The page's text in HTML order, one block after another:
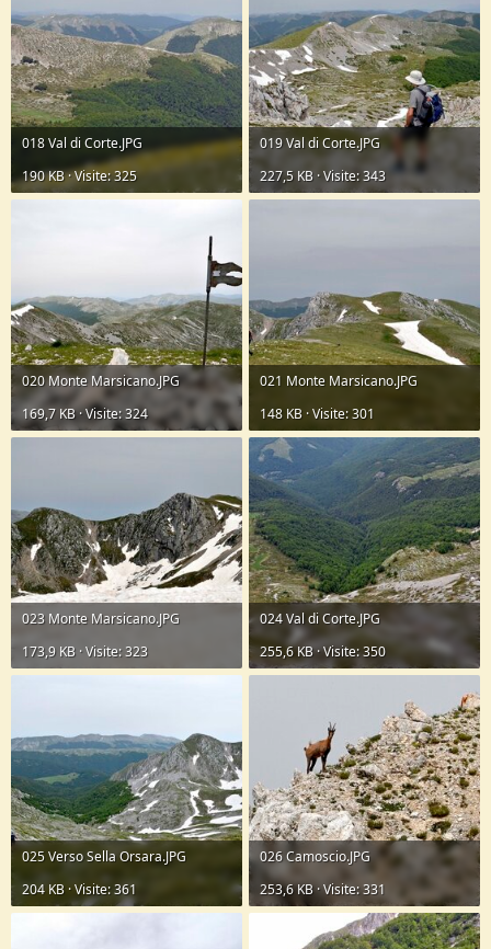
018 Val di Corte.JPG
190 KB · Visite: 325
019 Val di Corte.JPG
227,5 KB · Visite: 343
020 Monte Marsicano.JPG
169,7 KB · Visite: 324
021 Monte Marsicano.JPG
148 KB · Visite: 301
023 Monte Marsicano.JPG
173,9 KB · Visite: 323
024 Val di Corte.JPG
255,6 KB · Visite: 350
025 Verso Sella Orsara.JPG
204 KB · Visite: 361
026 Camoscio.JPG
253,6 KB · Visite: 331